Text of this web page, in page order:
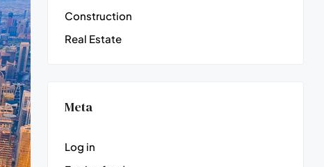
Construction
Real Estate
Meta
Log in